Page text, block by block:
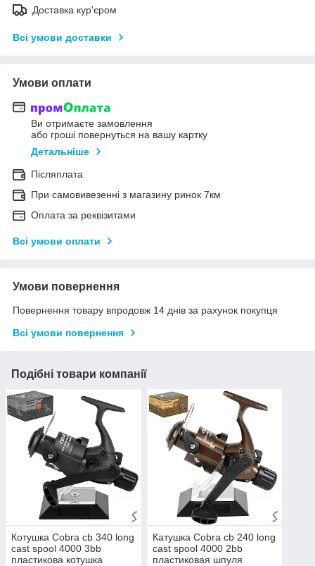
Доставка кур'єром
Всі умови доставки
Умови оплати
Ви отримаєте замовлення
або гроші повернуться на вашу картку
Детальніше
Післяплата
При самовивезенні з магазину ринок 7км
Оплата за реквізитами
Всі умови оплати
Умови повернення
Повернення товару впродовж 14 днів за рахунок покупця
Всі умови повернення
Подібні товари компанії
Котушка Cobra cb 340 long
cast spool 4000 3bb
пластикова котушка
Катушка Cobra cb 240 long
cast spool 4000 2bb
пластиковая шпуля